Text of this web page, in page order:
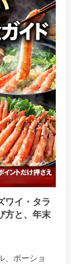
ワイ・タラ
方と、年末
、ポーショ